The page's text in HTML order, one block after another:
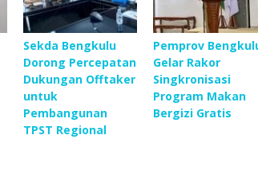
Sekda Bengkulu
Dorong Percepatan
Dukungan Offtaker
untuk
Pembangunan
TPST Regional
Pemprov
Gelar Rakor
Singkronisasi
Program Makan
Bergizi Gratis